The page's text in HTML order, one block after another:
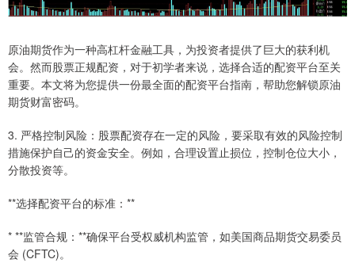
原油期货作为一种高杠杆金融工具，为投资者提供了巨大的获利机
会。然而股票正规配资，对于初学者来说，选择合适的配资平台至关
重要。本文将为您提供一份最全面的配资平台指南，帮助您解锁原油
期货财富密码。
3. 严格控制风险：股票配资存在一定的风险，要采取有效的风险控制
措施保护自己的资金安全。例如，合理设置止损位，控制仓位大小，
分散投资等。
**选择配资平台的标准：**
* **监管合规：**确保平台受权威机构监管，如美国商品期货交易委员
会 (CFTC)。